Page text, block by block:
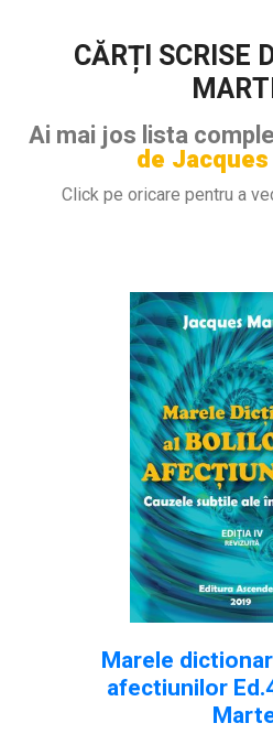
CĂRȚI SCRISE
Ai mai jos lista
de
Click pe oricare pentru a
Marele
afectiunilor